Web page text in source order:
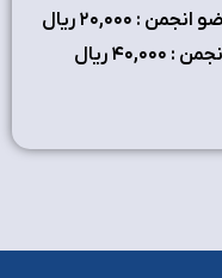
: ۲٠,٠٠٠ ریال
ریال